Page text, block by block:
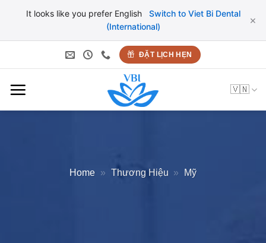
It looks like you prefer English
Switch to Viet Bi Dental
(International)
×
dung
ĐẶT LỊCH HẸN
🇻🇳
Home » Thương Hiệu » Mỹ